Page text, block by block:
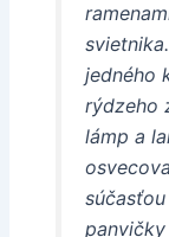
jedného
rýdzeho
lámp a